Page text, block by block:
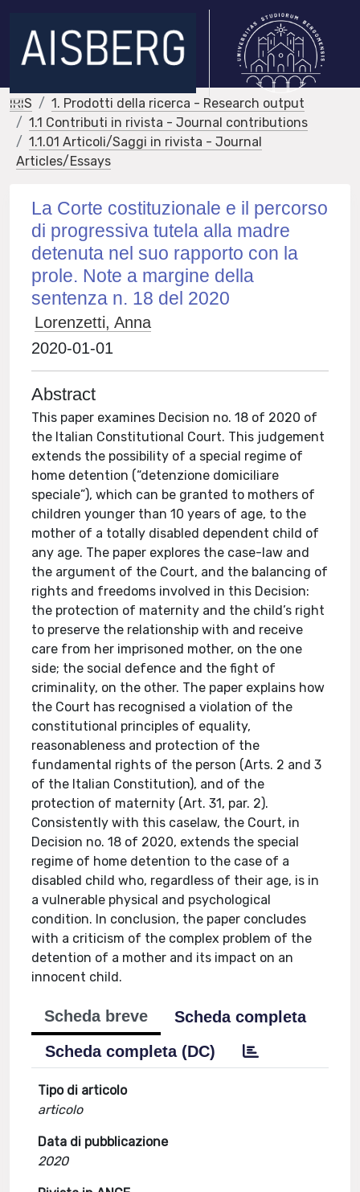
IRIS
1. Prodotti della ricerca - Research output
1.1 Contributi in rivista - Journal contributions
1.1.01 Articoli/Saggi in rivista - Journal
Articles/Essays
La Corte costituzionale e il percorso
di progressiva tutela alla madre
detenuta nel suo rapporto con la
prole. Note a margine della
sentenza n. 18 del 2020
Lorenzetti, Anna
2020-01-01
Abstract
This paper examines Decision no. 18 of 2020 of
the Italian Constitutional Court. This judgement
extends the possibility of a special regime of
home detention (“detenzione domiciliare
speciale”), which can be granted to mothers of
children younger than 10 years of age, to the
mother of a totally disabled dependent child of
any age. The paper explores the case-law and
the argument of the Court, and the balancing of
rights and freedoms involved in this Decision:
the protection of maternity and the child’s right
to preserve the relationship with and receive
care from her imprisoned mother, on the one
side; the social defence and the fight of
criminality, on the other. The paper explains how
the Court has recognised a violation of the
constitutional principles of equality,
reasonableness and protection of the
fundamental rights of the person (Arts. 2 and 3
of the Italian Constitution), and of the
protection of maternity (Art. 31, par. 2).
Consistently with this caselaw, the Court, in
Decision no. 18 of 2020, extends the special
regime of home detention to the case of a
disabled child who, regardless of their age, is in
a vulnerable physical and psychological
condition. In conclusion, the paper concludes
with a criticism of the complex problem of the
detention of a mother and its impact on an
innocent child.
Scheda breve
Scheda completa
Scheda completa (DC)
Tipo di articolo
articolo
Data di pubblicazione
2020